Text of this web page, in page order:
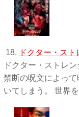
18. ドクター・ス
ドクター・ストレ
禁断の呪文によっ
いてしまう。 世界